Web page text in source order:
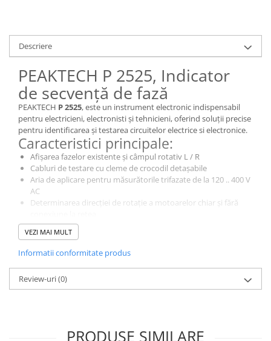
Descriere
PEAKTECH P 2525, Indicator
de secvență de fază
PEAKTECH P 2525, este un instrument electronic indispensabil
pentru electricieni, electronisti și tehnicieni, oferind soluții precise
pentru identificarea și testarea circuitelor electrice si electronice.
Caracteristici principale:
Afișarea fazelor existente și câmpul rotativ L / R
Cabluri de testare cu cleme de crocodil detașabile
Aria de aplicare pentru măsurătorile trifazate de la 120 .. 400 V
AC
Determinarea direcției de rotație a motoarelor chiar și fără
De ce să alegi acest model?
Indicatorii de direcție sunt indispensabili pentru utilizarea în
asamblarea electrică a motoarelor trifazate. PeakTech 2525 oferă
utilizarea normală, cablurile de testare sunt conectate la
terminalele sub tensiune, cu un afișaj R / L care arată direcția de
măsurare pornit pe motor paralel cu axa longitudinală fără
VEZI MAI MULT
Informatii conformitate produs
Review-uri(0)
PRODUSE SIMILARE